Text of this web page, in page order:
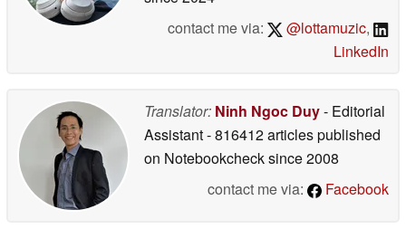
contact me via:
@lottamuzic,
LinkedIn
Translator: Ninh Ngoc Duy- Editorial
Assistant- 816412 articles published
on Notebookchecksince 2008
contact me via:
Facebook